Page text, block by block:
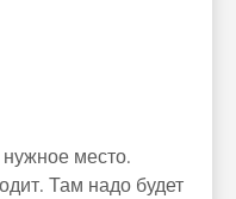
место.
Там надо будет